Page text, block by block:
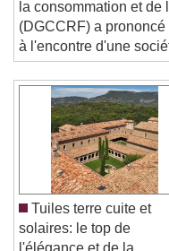
la consommation et de
(DGCCRF) a prononcé
à l'encontre d'une
Tuiles terre cuite et
solaires: le top de